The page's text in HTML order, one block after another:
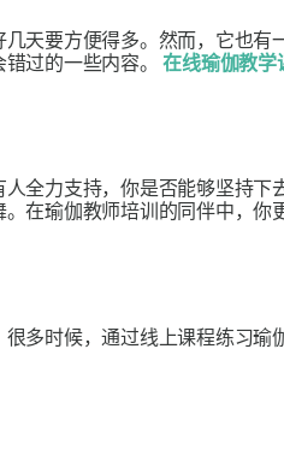
天要方便得多。然而，它也
错过的一些内容。在线瑜伽教学
全力支持，你是否能够坚持
在瑜伽教师培训的同伴中，你
多时候，通过线上课程练习